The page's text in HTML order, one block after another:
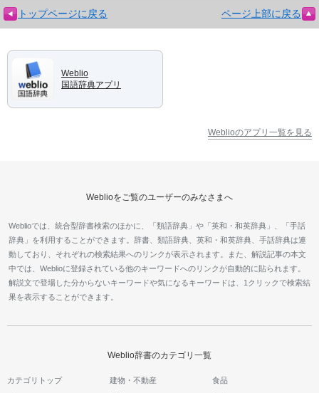
トップページに戻る ページ上部に戻る
Weblio
国語辞典アプリ
Weblioのアプリ一覧を見る
Weblioをご覧のユーザーのみなさまへ
Weblioでは、統合型辞書検索のほかに、「類語辞典」や「英和・和英辞典」、「手話
辞典」を利用することができます。辞書、類語辞典、英和・和英辞典、手話辞典は連
動しており、それぞれの検索結果へのリンクが表示されます。また、解説記事の本文
中では、Weblioに登録されている他のキーワードへのリンクが自動的に貼られます。
解説文で登場した分からないキーワードや気になるキーワードは、1クリックで検索結
果を表示することができます。
Weblio辞書のカテゴリ一覧
カテゴリトップ 建物・不動産 食品